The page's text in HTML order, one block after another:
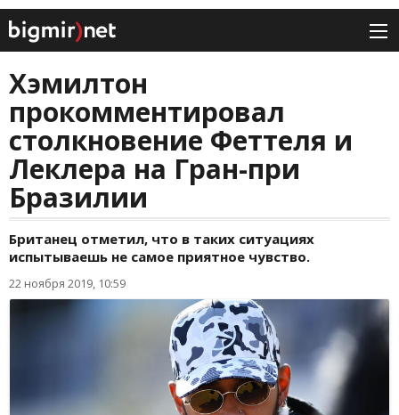
Хэмилтон
прокомментировал
столкновение Феттеля и
Леклера на Гран-при
Бразилии
Британец отметил, что в таких ситуациях
испытываешь не самое приятное чувство.
22 ноября 2019, 10:59